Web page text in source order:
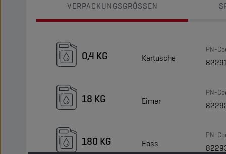
VERPACKUNGSGRÖSSEN
0,4 KG Kartusche
PN-
18 KG Eimer
PN-
180 KG Fass
PN-